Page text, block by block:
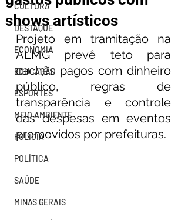
CULTURA
DESTAQUE
ECONOMIA
EDUCAÇÃO
ESPORTES
MEIO AMBIENTE
POLÍCIA
POLÍTICA
SAÚDE
MINAS GERAIS
shows artísticos
Projeto em tramitação na
ALMG prevê teto para
cachês pagos com dinheiro
público, regras de
transparência e controle
das despesas em eventos
promovidos por prefeituras.